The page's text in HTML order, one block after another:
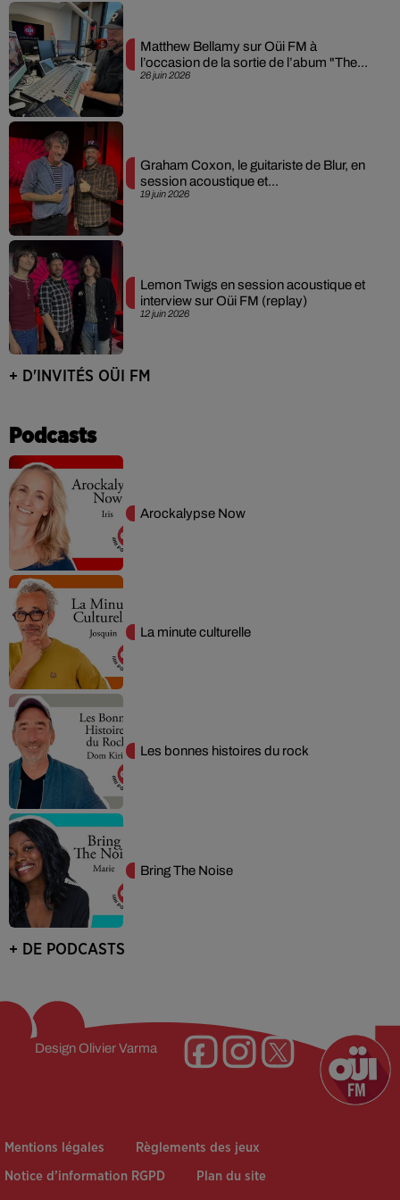
26 juin 2026
Matthew Bellamy sur Oüi FM à
l’occasion de la sortie de l’abum "The...
19 juin 2026
Graham Coxon, le guitariste de Blur, en
session acoustique et...
12 juin 2026
Lemon Twigs en session acoustique et
interview sur Oüi FM (replay)
+ D'INVITÉS OÜI FM
Podcasts
Arockalypse Now
La minute culturelle
Les bonnes histoires du rock
Bring The Noise
+ DE PODCASTS
Design Olivier Varma
Mentions légales Règlements des jeux
Notice d’information RGPD Plan du site